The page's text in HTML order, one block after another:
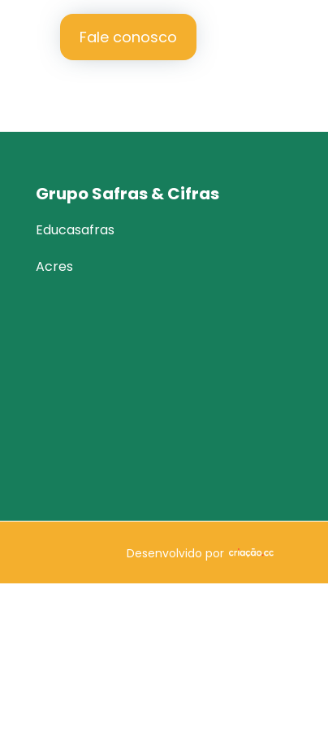
Fale conosco
Grupo Safras & Cifras
Educasafras
Acres
Desenvolvido por